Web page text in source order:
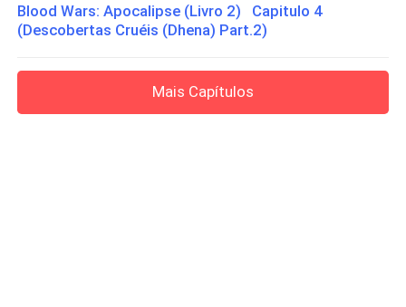
Blood Wars: Apocalipse (Livro 2) Capitulo 4
(Descobertas Cruéis (Dhena) Part.2)
Mais Capítulos